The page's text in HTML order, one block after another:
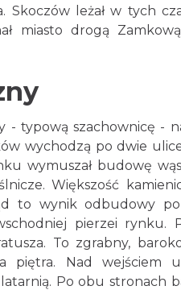
Skoczów leżał w tych
miasto drogą
- typową szachownicę -
wychodzą po dwie
wymuszał budowę
Większość
to wynik odbudowy po
pierzei rynku.
To zgrabny,
Nad wejściem
Po obu stronach